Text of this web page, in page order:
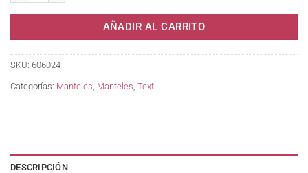
AÑADIR AL CARRITO
SKU: 606024
Categorías: Manteles Manteles Textil
DESCRIPCIÓN